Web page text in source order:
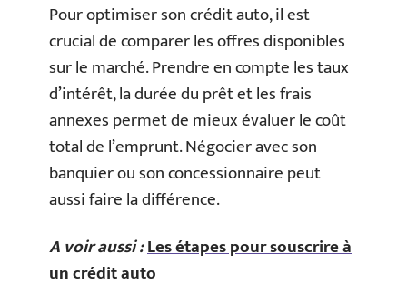
Pour optimiser son crédit auto, il est
crucial de comparer les offres disponibles
sur le marché. Prendre en compte les taux
d’intérêt, la durée du prêt et les frais
annexes permet de mieux évaluer le coût
total de l’emprunt. Négocier avec son
banquier ou son concessionnaire peut
aussi faire la différence.
A voir aussi :Les étapes pour souscrire à
un crédit auto